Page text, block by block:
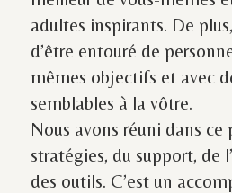
adultes inspirants. De
d’être entouré de
mêmes objectifs et avec
semblables à la vôtre.
Nous avons réuni dans ce
stratégies, du support, de
des outils. C’est un